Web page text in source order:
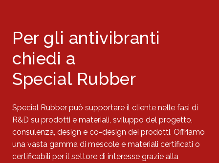
Per gli antivibranti
chiedi a
Special Rubber
Special Rubber può supportare il cliente nelle fasi di
R&D su prodotti e materiali, sviluppo del progetto,
consulenza, design e co-design dei prodotti. Offriamo
una vasta gamma di mescole e materiali certificati o
certificabili per il settore di interesse grazie alla